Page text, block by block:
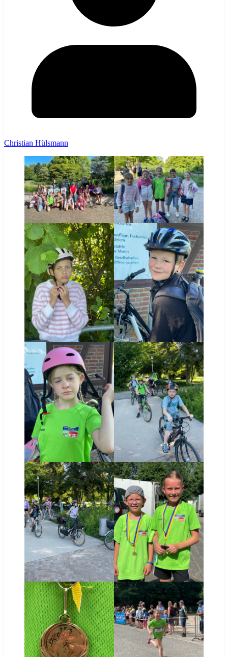
Christian Hülsmann